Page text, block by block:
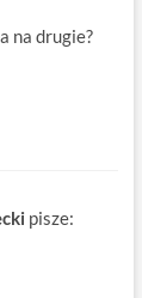
na drugie?
pisze: